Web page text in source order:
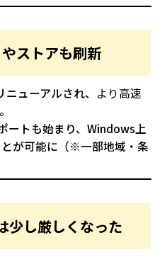
ストアも刷新
ューアルされ、 より高速
ートも始まり、Windows上
が可能に（※一部地域・条
少し厳しくなった